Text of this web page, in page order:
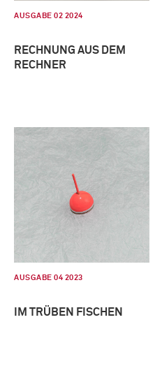
AUSGABE 02 2024
RECHNUNG AUS DEM
RECHNER
AUSGABE 04 2023
IM TRÜBEN FISCHEN